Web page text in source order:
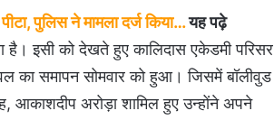
पुलिस ने मामला दर्ज किया…यह पढ़े
है। इसी को देखते हुए कालिदास एकेडमी परिसर
का समापन सोमवार को हुआ। जिसमें बॉलीवुड
आकाशदीप अरोड़ा शामिल हुए उन्होंने अपने